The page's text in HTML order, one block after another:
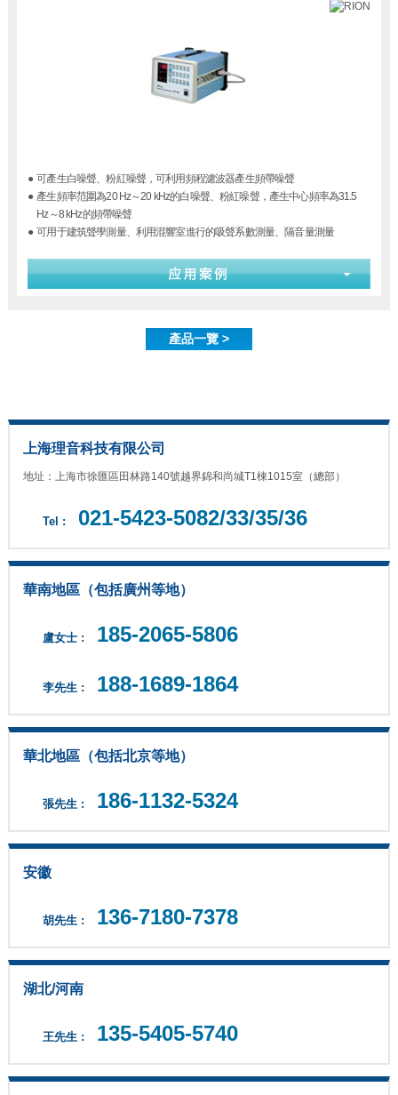
● 可產生白噪聲、粉紅噪聲，可利用頻程濾波器產生頻帶噪聲
● 產生頻率范圍為20 Hz～20 kHz的白噪聲、粉紅噪聲，產生中心頻率為31.5
Hz～8 kHz的頻帶噪聲
● 可用于建筑聲學測量、利用混響室進行的吸聲系數測量、隔音量測量
產品一覽 >
上海理音科技有限公司
地址：上海市徐匯區田林路140號越界錦和尚城T1棟1015室（總部）
Tel : 021-5423-5082/33/35/36
華南地區（包括廣州等地）
盧女士 : 185-2065-5806
李先生 : 188-1689-1864
華北地區（包括北京等地）
張先生 : 186-1132-5324
安徽
胡先生 : 136-7180-7378
湖北/河南
王先生 : 135-5405-5740